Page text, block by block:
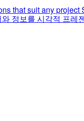
that suit any project
정보를 시각적 프레